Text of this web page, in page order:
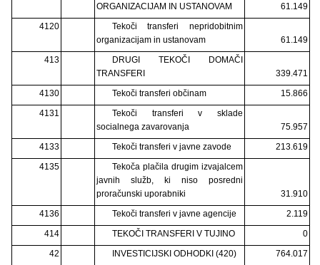
ORGANIZACIJAM IN USTANOVAM
61.149
4120
Tekoči transferi nepridobitnim
organizacijam in ustanovam
61.149
413
DRUGI TEKOČI DOMAČI
TRANSFERI
339.471
4130
Tekoči transferi občinam
15.866
4131
Tekoči transferi v sklade
socialnega zavarovanja
75.957
4133
Tekoči transferi v javne zavode
213.619
4135
Tekoča plačila drugim izvajalcem
javnih služb, ki niso posredni
proračunski uporabniki
31.910
4136
Tekoči transferi v javne agencije
2.119
414
TEKOČI TRANSFERI V TUJINO
0
42
INVESTICIJSKI ODHODKI (420) 764.017